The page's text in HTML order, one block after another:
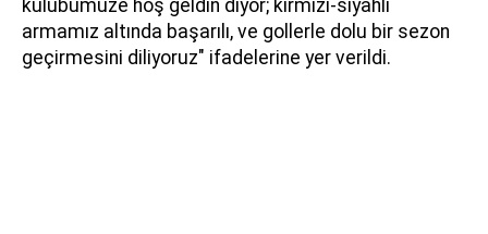
kulübümüze hoş geldin diyor; kırmızı-siyahlı
armamız altında başarılı, ve gollerle dolu bir sezon
geçirmesini diliyoruz" ifadelerine yer verildi.